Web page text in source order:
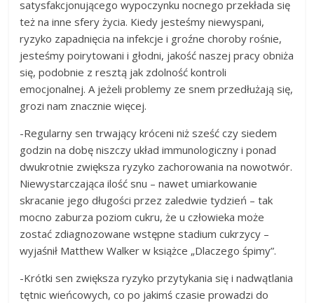
satysfakcjonującego wypoczynku nocnego przekłada się
też na inne sfery życia. Kiedy jesteśmy niewyspani,
ryzyko zapadnięcia na infekcje i groźne choroby rośnie,
jesteśmy poirytowani i głodni, jakość naszej pracy obniża
się, podobnie z resztą jak zdolność kontroli
emocjonalnej. A jeżeli problemy ze snem przedłużają się,
grozi nam znacznie więcej.
-Regularny sen trwający króceni niż sześć czy siedem
godzin na dobę niszczy układ immunologiczny i ponad
dwukrotnie zwiększa ryzyko zachorowania na nowotwór.
Niewystarczająca ilość snu – nawet umiarkowanie
skracanie jego długości przez zaledwie tydzień – tak
mocno zaburza poziom cukru, że u człowieka może
zostać zdiagnozowane wstępne stadium cukrzycy –
wyjaśnił Matthew Walker w książce „Dlaczego śpimy”.
-Krótki sen zwiększa ryzyko przytykania się i nadwątlania
tętnic wieńcowych, co po jakimś czasie prowadzi do